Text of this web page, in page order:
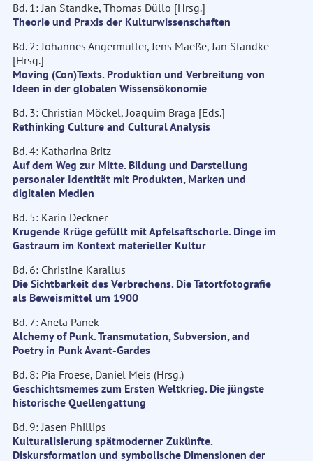
Bd. 1: Jan Standke, Thomas Düllo [Hrsg.]
Theorie und Praxis der Kulturwissenschaften
Bd. 2: Johannes Angermüller, Jens Maeße, Jan Standke
[Hrsg.]
Moving (Con)Texts. Produktion und Verbreitung von
Ideen in der globalen Wissensökonomie
Bd. 3: Christian Möckel, Joaquim Braga [Eds.]
Rethinking Culture and Cultural Analysis
Bd. 4: Katharina Britz
Auf dem Weg zur Mitte. Bildung und Darstellung
personaler Identität mit Produkten, Marken und
digitalen Medien
Bd. 5: Karin Deckner
Krugende Krüge gefüllt mit Apfelsaftschorle. Dinge im
Gastraum im Kontext materieller Kultur
Bd. 6: Christine Karallus
Die Sichtbarkeit des Verbrechens. Die Tatortfotografie
als Beweismittel um 1900
Bd. 7: Aneta Panek
Alchemy of Punk. Transmutation, Subversion, and
Poetry in Punk Avant-Gardes
Bd. 8: Pia Froese, Daniel Meis (Hrsg.)
Geschichtsmemes zum Ersten Weltkrieg. Die jüngste
historische Quellengattung
Bd. 9: Jasen Phillips
Kulturalisierung spätmoderner Zukünfte.
Diskursformation und symbolische Dimensionen der